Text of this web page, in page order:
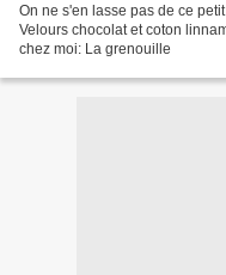
On ne s'en lasse pas de ce
Velours chocolat et coton
chez moi: La grenouille